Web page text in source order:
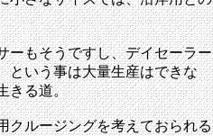
ーもそうですし、デイセーラー
という事は大量生産はできな
きる道。
クルージングを考えておられる